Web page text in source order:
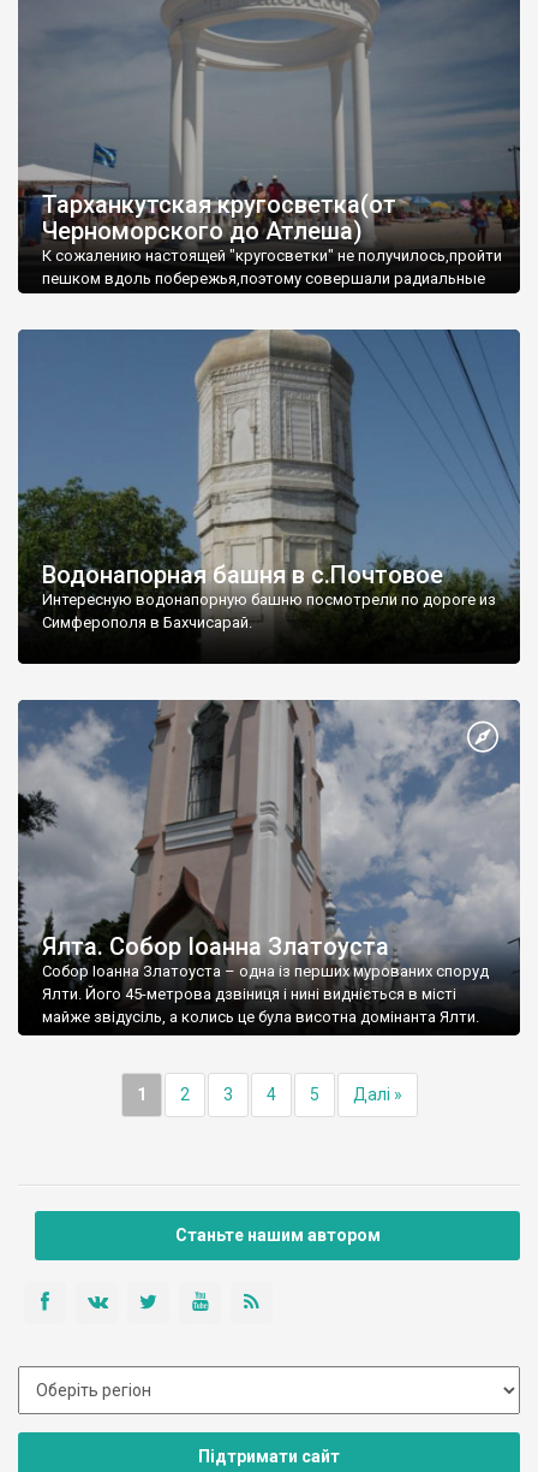
Тарханкутская кругосветка(от
Черноморского до Атлеша)
К сожалению настоящей "кругосветки" не получилось,пройти
пешком вдоль побережья,поэтому совершали радиальные
Водонапорная башня в с.Почтовое
Интересную водонапорную башню посмотрели по дороге из
Симферополя в Бахчисарай.
Ялта. Собор Іоанна Златоуста
Собор Іоанна Златоуста – одна із перших мурованих споруд
Ялти. Його 45-метрова дзвіниця і нині видніється в місті
майже звідусіль, а колись це була висотна домінанта Ялти.
1 2 3 4 5 Далі »
Станьте нашим автором
Підтримати сайт